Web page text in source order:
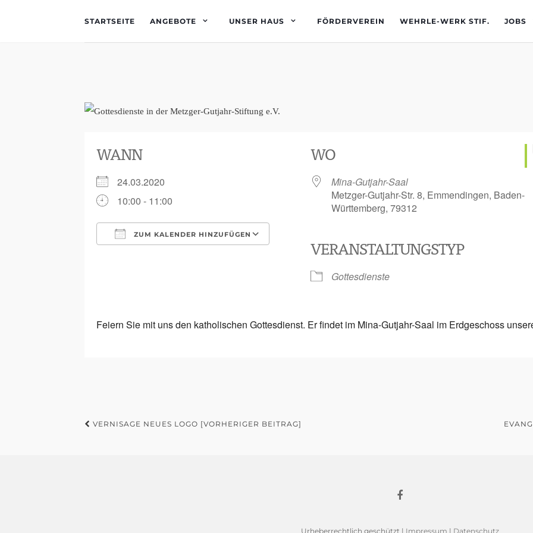
STARTSEITE ANGEBOTE UNSER HAUS FÖRDERVEREIN WEHRLE-WERK STIF. JOBS
WANN
24.03.2020
10:00 - 11:00
ZUM KALENDER HINZUFÜGEN
Google Kalender iCalendar
WO
Mina-Gutjahr-Saal
Metzger-Gutjahr-Str. 8, Emmendingen, Baden-
Württemberg, 79312
VERANSTALTUNGSTYP
Gottesdienste
Feiern Sie mit uns den katholischen Gottesdienst. Er findet im Mina-Gutjahr-Saal im Erdgeschoss
VERNISAGE NEUES LOGO [VORHERIGER BEITRAG]
Urheberrechtlich geschützt | Impressum | Datenschutz